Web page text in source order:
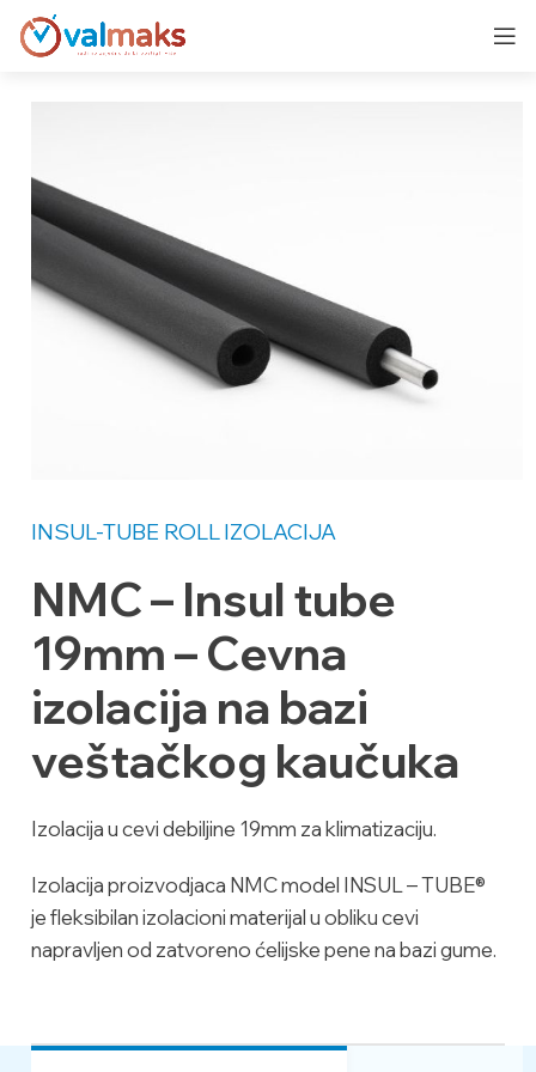
NMC – Insul tube
19mm – Cevna
izolacija na bazi
veštačkog kaučuka
Izolacija u cevi debiljine 19mm za klimatizaciju.
Izolacija proizvodjaca NMC model INSUL – TUBE®
je fleksibilan izolacioni materijal u obliku cevi
napravljen od zatvoreno ćelijske pene na bazi gume.
INSUL-TUBE ROLLIZOLACIJA